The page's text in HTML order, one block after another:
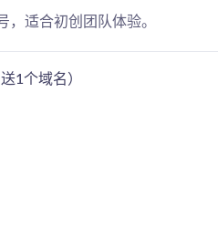
，适合初创团队体验。
1个域名）